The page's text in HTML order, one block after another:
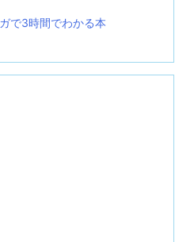
で3時間でわかる本